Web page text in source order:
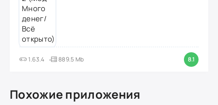
1.63.4 889.5 Mb 8.1
Похожие приложения